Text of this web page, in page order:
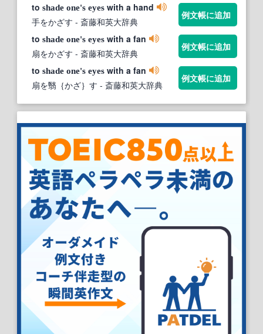
to shade one's eyes with a hand
手をかざす - 斎藤和英大辞典
例文帳に追加
to shade one's eyes with a fan
扇をかざす - 斎藤和英大辞典
例文帳に追加
to shade one's eyes with a fan
扇を翳｛かざ｝す - 斎藤和英大辞典
例文帳に追加